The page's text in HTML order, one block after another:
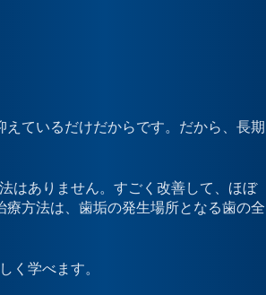
ているだけだからです。だから、長期
はありません。すごく改善して、ほぼ
方法は、歯垢の発生場所となる歯の全
く学べます。